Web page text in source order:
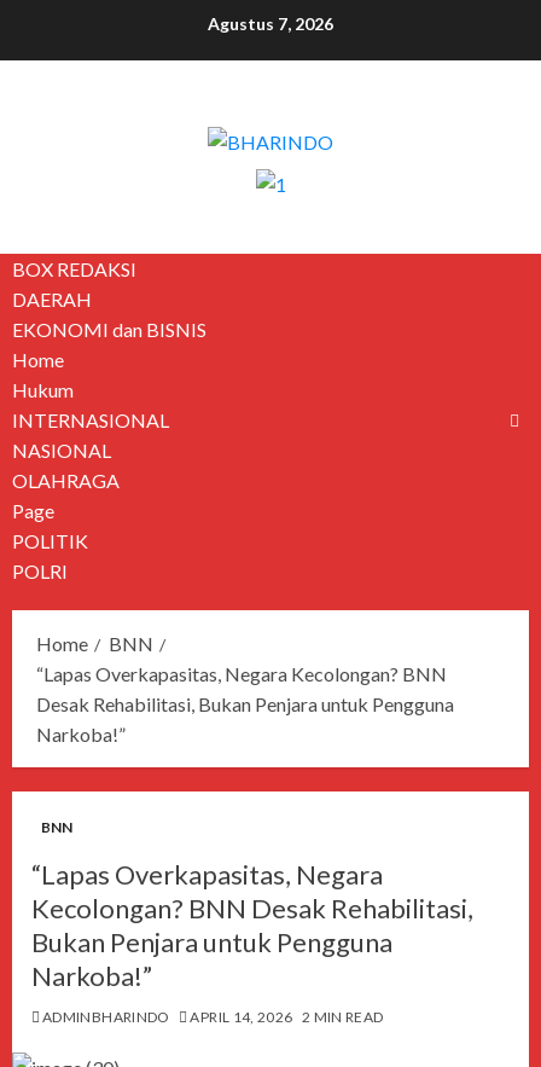
Agustus 7, 2026
BOX REDAKSI
DAERAH
EKONOMI dan BISNIS
Home
Hukum
INTERNASIONAL
NASIONAL
OLAHRAGA
Page
POLITIK
POLRI
Home
BNN
“Lapas Overkapasitas, Negara Kecolongan? BNN
Desak Rehabilitasi, Bukan Penjara untuk Pengguna
Narkoba!”
BNN
“Lapas Overkapasitas, Negara
Kecolongan? BNN Desak Rehabilitasi,
Bukan Penjara untuk Pengguna
Narkoba!”
ADMINBHARINDO APRIL 14, 2026 2 MIN READ